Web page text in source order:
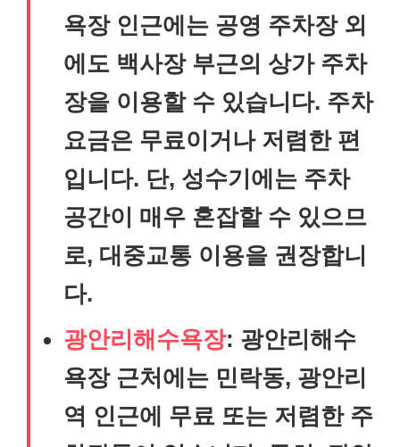
욕장 인근에는 공영 주차장 외
에도 백사장 부근의 상가 주차
장을 이용할 수 있습니다. 주차
요금은 무료이거나 저렴한 편
입니다. 단, 성수기에는 주차
공간이 매우 혼잡할 수 있으므
로, 대중교통 이용을 권장합니
다.
광안리해수욕장: 광안리해수
욕장 근처에는 민락동, 광안리
역 인근에 무료 또는 저렴한 주